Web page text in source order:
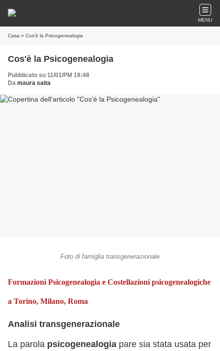
MENU
Casa » Cos'è la Psicogenealogia
Cos'è la Psicogenealogia
Pubblicato su 11/01/PM 18:48
Da maura saita
Foto di famiglia transgenerazionale
Formazioni Psicogenealogia e Costellazioni psicogenealogiche
a Torino, Milano, Roma
Analisi transgenerazionale
La parola psicogenealogia pare sia stata usata per